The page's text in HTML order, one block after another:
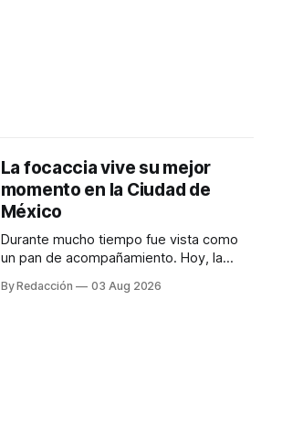
La focaccia vive su mejor
momento en la Ciudad de
México
Durante mucho tiempo fue vista como
un pan de acompañamiento. Hoy, la
platillos favoritos de quienes buscan
By Redacción 03 Aug 2026